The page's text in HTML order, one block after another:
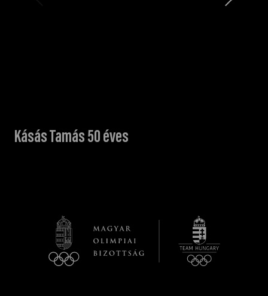
Kásás Tamás 50 éves